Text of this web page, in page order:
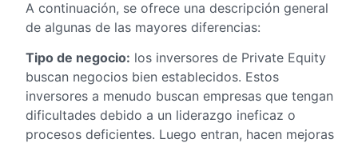
A continuación, se ofrece una descripción general
de algunas de las mayores diferencias:
Tipo de negocio: los inversores de Private Equity
buscan negocios bien establecidos. Estos
inversores a menudo buscan empresas que tengan
dificultades debido a un liderazgo ineficaz o
procesos deficientes. Luego entran, hacen mejoras